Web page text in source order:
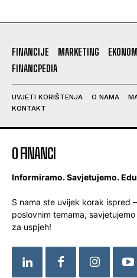
FINANCIJE MARKETING
FINANCPEDIA
UVJETI KORIŠTENJA O NAMA
KONTAKT
O FINANCI
Informiramo. Savjetujemo.
S nama ste uvijek korak ispred
poslovnim temama,
za uspjeh!